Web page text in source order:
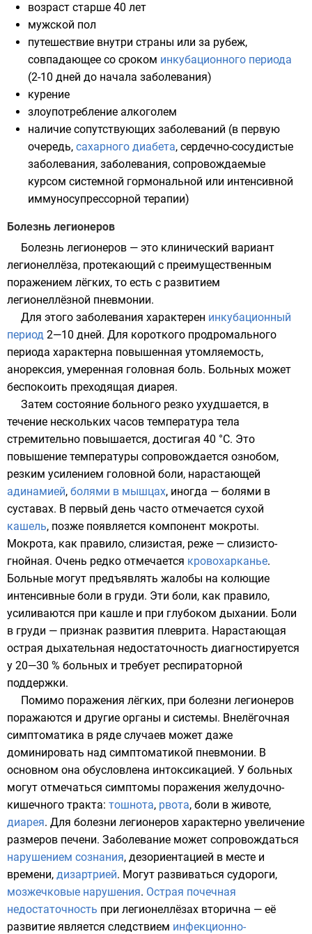
возраст старше 40 лет
мужской пол
путешествие внутри страны или за рубеж,
совпадающее со сроком инкубационного периода
(2-10 дней до начала заболевания)
курение
злоупотребление алкоголем
наличие сопутствующих заболеваний (в первую
очередь, сахарного диабета, сердечно-сосудистые
заболевания, заболевания, сопровождаемые
курсом системной гормональной или интенсивной
иммуносупрессорной терапии)
Болезнь легионеров
Болезнь легионеров — это клинический вариант
легионеллёза, протекающий с преимущественным
поражением лёгких, то есть с развитием
легионеллёзной пневмонии.
Для этого заболевания характерен инкубационный
период 2—10 дней. Для короткого продромального
периода характерна повышенная утомляемость,
анорексия, умеренная головная боль. Больных может
беспокоить преходящая диарея.
Затем состояние больного резко ухудшается, в
течение нескольких часов температура тела
стремительно повышается, достигая 40 °C. Это
повышение температуры сопровождается ознобом,
резким усилением головной боли, нарастающей
адинамией, болями в мышцах, иногда — болями в
суставах. В первый день часто отмечается сухой
кашель, позже появляется компонент мокроты.
Мокрота, как правило, слизистая, реже — слизисто-
гнойная. Очень редко отмечается кровохарканье.
Больные могут предъявлять жалобы на колющие
интенсивные боли в груди. Эти боли, как правило,
усиливаются при кашле и при глубоком дыхании. Боли
в груди — признак развития плеврита. Нарастающая
острая дыхательная недостаточность диагностируется
у 20—30 % больных и требует респираторной
поддержки.
Помимо поражения лёгких, при болезни легионеров
поражаются и другие органы и системы. Внелёгочная
симптоматика в ряде случаев может даже
доминировать над симптоматикой пневмонии. В
основном она обусловлена интоксикацией. У больных
могут отмечаться симптомы поражения желудочно-
кишечного тракта: тошнота, рвота, боли в животе,
диарея. Для болезни легионеров характерно увеличение
размеров печени. Заболевание может сопровождаться
нарушением сознания, дезориентацией в месте и
времени, дизартрией. Могут развиваться судороги,
мозжечковые нарушения. Острая почечная
недостаточность при легионеллёзах вторична — её
развитие является следствием инфекционно-